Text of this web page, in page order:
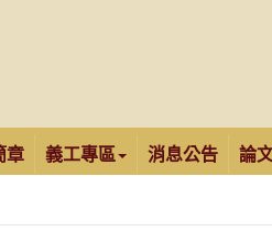
章 義工專區 消息公告 論